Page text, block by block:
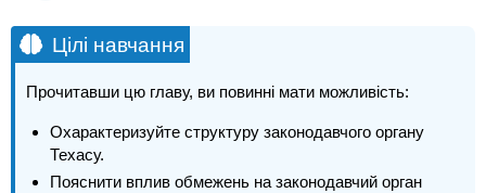
Цілі навчання
Прочитавши цю главу, ви повинні мати можливість:
Охарактеризуйте структуру законодавчого органу
Техасу.
Пояснити вплив обмежень на законодавчий орган